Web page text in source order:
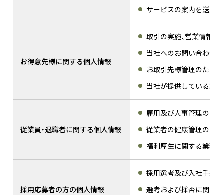
サービスの案内を送付
お得意先様に関する個人情報
取引の実施、営業情報
当社へのお問い合わせ
お取引先様管理のため
当社が提供している製
従業員・退職者に関する個人情報
雇用及び人事管理のため
従業者の健康管理のため
福利厚生に関する業務
採用応募者の方の個人情報
採用選考及び入社手続
選考および採否に関す